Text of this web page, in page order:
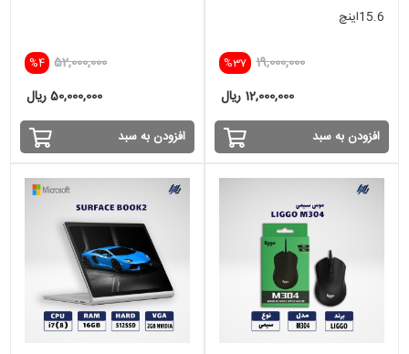
15.6اینچ
%37 19,000,000
12,000,000 ریال
افزودن به سبد
%4 52,000,000
50,000,000 ریال
افزودن به سبد